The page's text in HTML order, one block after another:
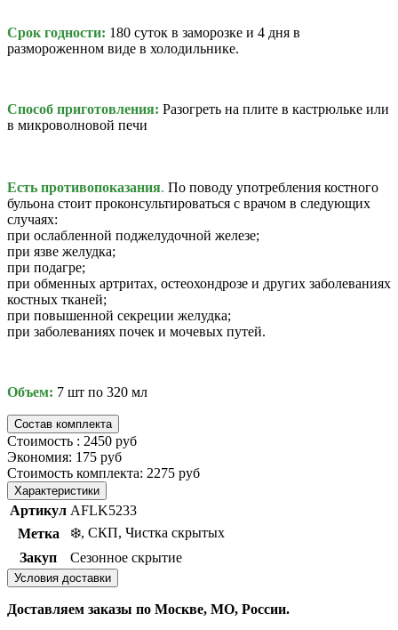
Срок годности: 180 суток в заморозке и 4 дня в
размороженном виде в холодильнике.
Способ приготовления: Разогреть на плите в кастрюльке или
в микроволновой печи
Есть противопоказания. По поводу употребления костного
бульона стоит проконсультироваться с врачом в следующих
случаях:
при ослабленной поджелудочной железе;
при язве желудка;
при подагре;
при обменных артритах, остеохондрозе и других заболеваниях
костных тканей;
при повышенной секреции желудка;
при заболеваниях почек и мочевых путей.
Объем: 7 шт по 320 мл
Состав комплекта
Стоимость : 2450 руб
Экономия: 175 руб
Стоимость комплекта: 2275 руб
Характеристики
Артикул AFLK5233
Метка
❄️, СКП, Чистка скрытых
Закуп
Сезонное скрытие
Условия доставки
Доставляем заказы по Москве, МО, России.